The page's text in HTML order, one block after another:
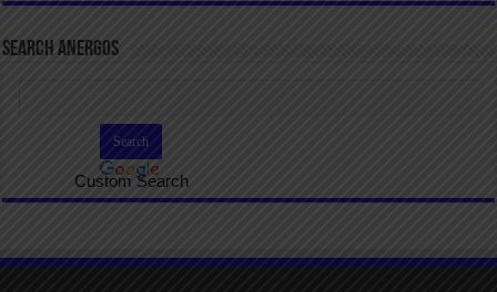
SEARCH ANERGOS
Custom Search